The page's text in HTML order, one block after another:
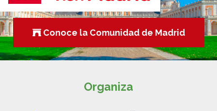
Conoce la Comunidad de Madrid
Organiza